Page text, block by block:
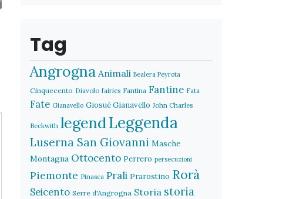
Tag
Angrogna Animali Bealera Peyrota
Cinquecento Diavolo fairies Fantina Fantine Fata
Fate Gianavello Giosuè Gianavello John Charles
Beckwith legendLeggenda
Luserna San Giovanni Masche
Montagna Ottocento Perrero persecuzioni
Piemonte Pinasca Prali Prarostino Rorà
Seicento Serre d'Angrogna Storia storia